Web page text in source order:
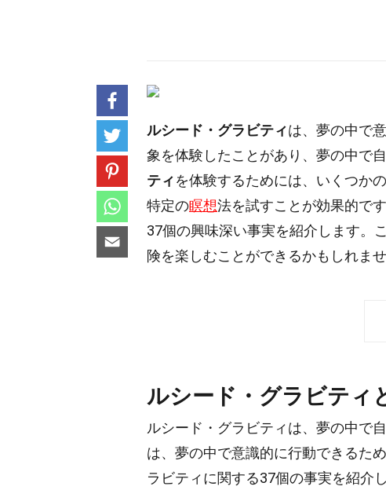
ルシード・グラビティは、夢の中で
象を体験したことがあり、夢の中で
ティを体験するためには、いくつか
特定の瞑想法を試すことが効果的で
37個の興味深い事実を紹介します。
険を楽しむことができるかもしれま
ルシード・グラビティ
ルシード・グラビティは、夢の中で
は、夢の中で意識的に行動できるた
ラビティに関する37個の事実を紹介し